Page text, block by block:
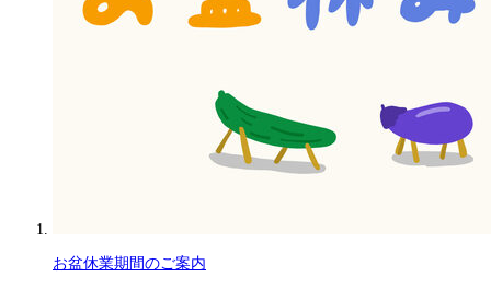
お盆休業期間のご案内